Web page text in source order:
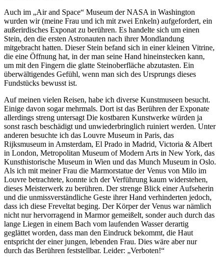
Auch im
Air and Space
Museum der NASA in Washington
wurden wir (meine Frau und ich mit zwei Enkeln) aufgefordert, ein
außerirdisches Exponat zu berühren. Es handelte sich um einen
Stein, den die ersten Astronauten nach ihrer Mondlandung
mitgebracht hatten. Dieser Stein befand sich in einer kleinen Vitrine,
die eine Öffnung hat, in der man seine Hand hineinstecken kann,
um mit den Fingern die glatte Steinoberfläche abzutasten. Ein
überwältigendes Gefühl, wenn man sich des Ursprungs dieses
Fundstücks bewusst ist.
Auf meinen vielen Reisen, habe ich diverse Kunstmuseen besucht.
Einige davon sogar mehrmals. Dort ist das Berühren der Exponate
allerdings streng untersagt Die kostbaren Kunstwerke würden ja
sonst rasch beschädigt und unwiederbringlich ruiniert werden. Unter
anderen besuchte ich das Louvre Museum in Paris, das
Rijksmuseum in Amsterdam, El Prado in Madrid, Victoria & Albert
in London, Metropolitan Museum of Modern Arts in New York, das
Kunsthistorische Museum in Wien und das Munch Museum in Oslo.
Als ich mit meiner Frau die Marmorstatue der Venus von Milo im
Louvre betrachtete, konnte ich der Verführung kaum widerstehen,
dieses Meisterwerk zu berühren. Der strenge Blick einer Aufseherin
und die unmissverständliche Geste ihrer Hand verhinderten jedoch,
dass ich diese Freveltat beging. Der Körper der Venus war nämlich
nicht nur hervorragend in Marmor gemeißelt, sonder auch durch das
lange Liegen in einem Bach vom laufenden Wasser derartig
geglättet worden, dass man den Eindruck bekommt, die Haut
entspricht der einer jungen, lebenden Frau. Dies wäre aber nur
durch das Berühren feststellbar. Leider:
Verboten!